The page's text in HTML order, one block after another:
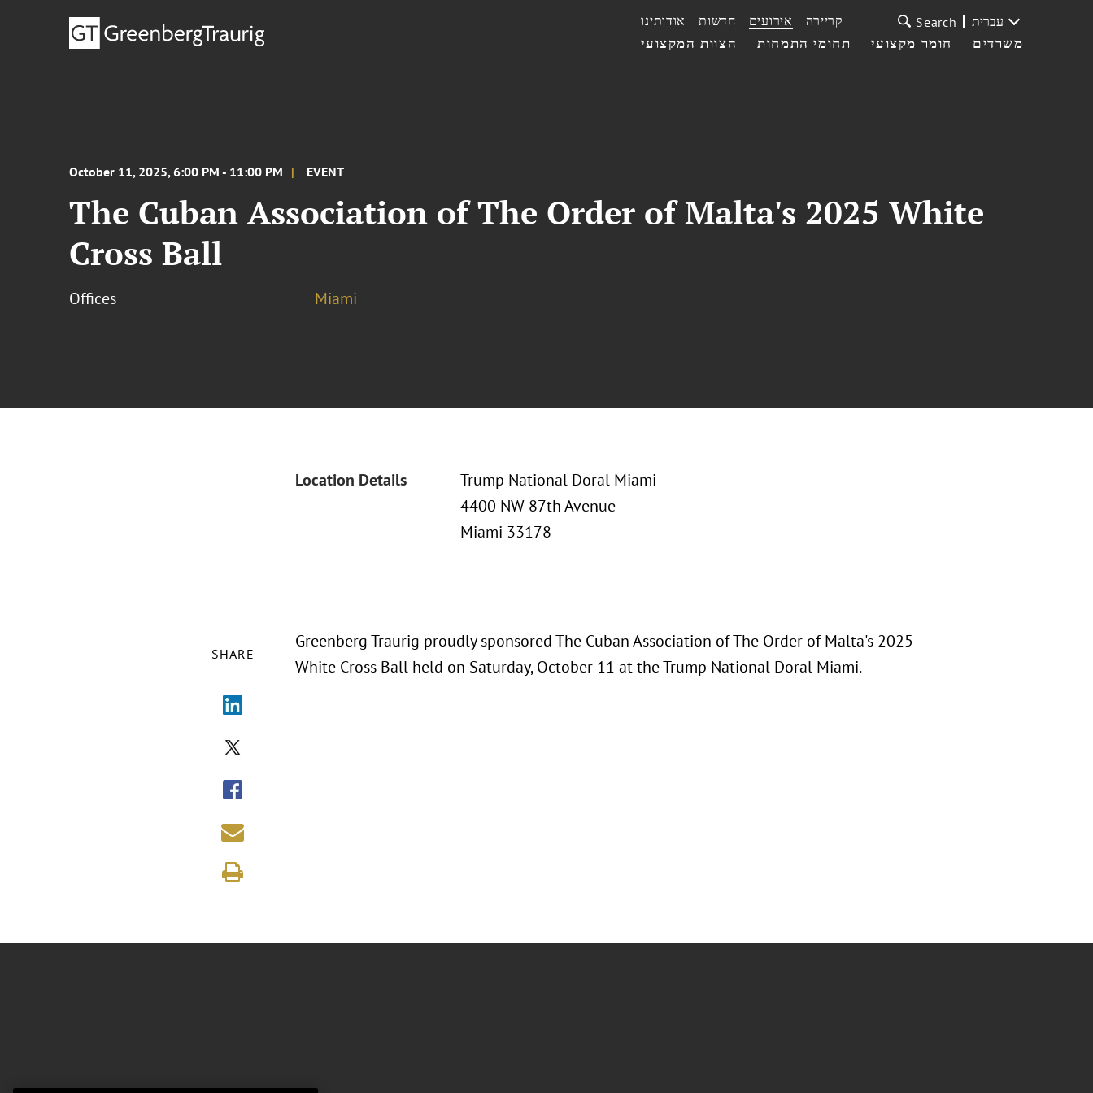
הצוות המקצועי תחומי התמחות חומר מקצועי משרדים
אודותינו חדשות אירועים קריירה Search עברית
October 11, 2025, 6:00 PM - 11:00 PM EVENT
The Cuban Association of The Order of Malta's 2025 White
Cross Ball
Offices Miami
Location Details
Trump National Doral Miami
4400 NW 87th Avenue
Miami 33178
SHARE
Greenberg Traurig proudly sponsored The Cuban Association of The Order of Malta's 2025
White Cross Ball held on Saturday, October 11 at the Trump National Doral Miami.